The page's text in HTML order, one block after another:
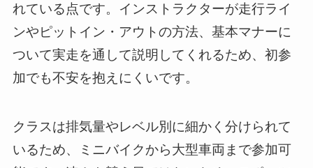
れている点です。インストラクターが走行ライ
ンやピットイン・アウトの方法、基本マナーに
ついて実走を通して説明してくれるため、初参
加でも不安を抱えにくいです。
クラスは排気量やレベル別に細かく分けられて
いるため、ミニバイクから大型車両まで参加可